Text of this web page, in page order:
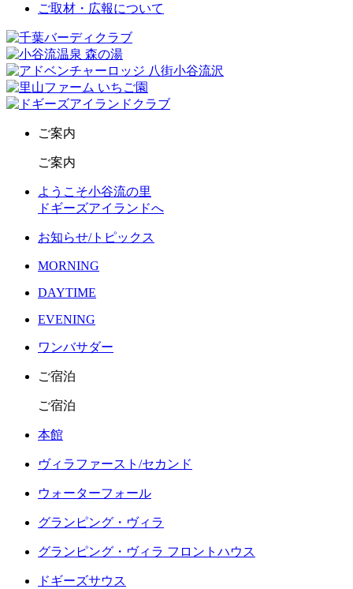
ご取材・広報について
ご案内
ご案内
ようこそ小谷流の里
ドギーズアイランドへ
お知らせ/トピックス
MORNING
DAYTIME
EVENING
ワンバサダー
ご宿泊
ご宿泊
本館
ヴィラファースト/セカンド
ウォーターフォール
グランピング・ヴィラ
グランピング・ヴィラ フロントハウス
ドギーズサウス